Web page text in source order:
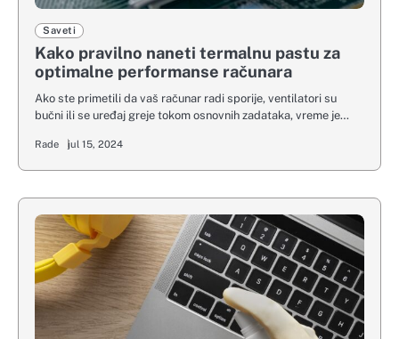
Saveti
Kako pravilno naneti termalnu pastu za
optimalne performanse računara
Ako ste primetili da vaš računar radi sporije, ventilatori su
bučni ili se uređaj greje tokom osnovnih zadataka, vreme je…
Rade jul 15, 2024